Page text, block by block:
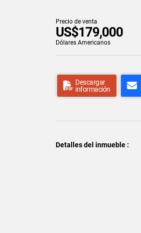
Precio de venta
US$179,000
Dólares Americanos
Descargar
información
Detalles del inmueble :